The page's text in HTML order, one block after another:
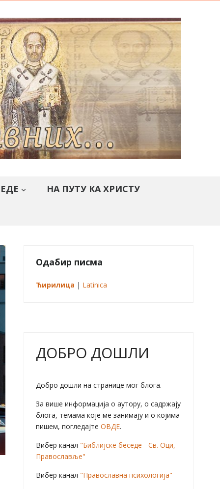
НА ПУТУ КА ХРИСТУ
Одабир писма
Ћирилица | Latinica
ДОБРО ДОШЛИ
Добро дошли на странице мог блога.
За више информација о аутору, о садржају
блога, темама које ме занимају и о којима
пишем, погледајтеОВДЕ.
Вибер канал "Библијске беседе - Св. Оци,
Православље"
Вибер канал "Православна психологија"